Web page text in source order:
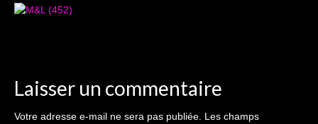
Mariages
The smash cake: 1 an / 2
Laisser un commentaire
Votre adresse e-mail ne sera pas publiée. Les champs